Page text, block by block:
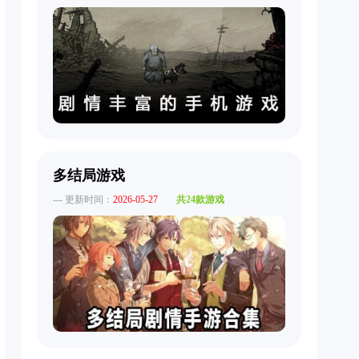
多结局游戏
--- 更新时间： 2026-05-27 共24款游戏